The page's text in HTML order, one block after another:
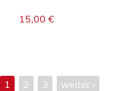
15,00 €
1 2 3 weiter ›